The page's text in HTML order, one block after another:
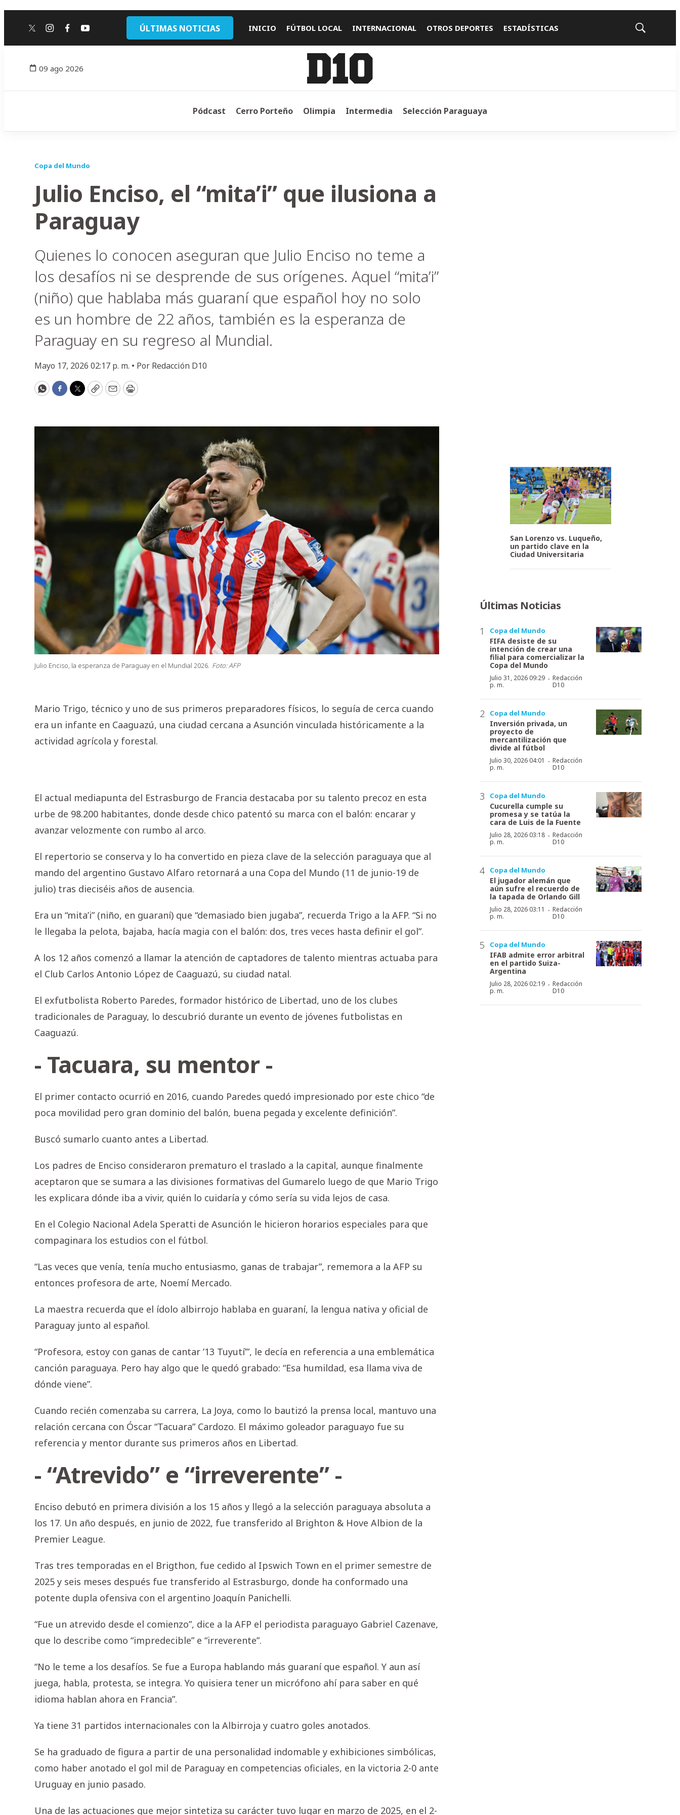
twitterinstagram
facebook
youtube ÚLTIMAS NOTICIAS INICIO FÚTBOL LOCAL INTERNACIONAL OTROS DEPORTES ESTADÍSTICAS
Mostrar
09 ago 2026
Pódcast Cerro Porteño Olimpia Intermedia Selección Paraguaya
Copa del Mundo
Julio Enciso, el “mita’i” que ilusiona a
Paraguay
Quienes lo conocen aseguran que Julio Enciso no teme a
los desafíos ni se desprende de sus orígenes. Aquel “mita’i”
(niño) que hablaba más guaraní que español hoy no solo
es un hombre de 22 años, también es la esperanza de
Paraguay en su regreso al Mundial.
Mayo 17, 2026 02:17 p. m. • Por Redacción D10
WhatsApp
Facebook
Twitter
CopyEmailPrint
Julio Enciso, la esperanza de Paraguay en el Mundial 2026. Foto: AFP
Mario Trigo, técnico y uno de sus primeros preparadores físicos, lo seguía de cerca cuando
era un infante en Caaguazú, una ciudad cercana a Asunción vinculada históricamente a la
actividad agrícola y forestal.
El actual mediapunta del Estrasburgo de Francia destacaba por su talento precoz en esta
urbe de 98.200 habitantes, donde desde chico patentó su marca con el balón: encarar y
avanzar velozmente con rumbo al arco.
El repertorio se conserva y lo ha convertido en pieza clave de la selección paraguaya que al
mando del argentino Gustavo Alfaro retornará a una Copa del Mundo (11 de junio-19 de
julio) tras dieciséis años de ausencia.
Era un “mita’i” (niño, en guaraní) que “demasiado bien jugaba”, recuerda Trigo a la AFP. “Si no
le llegaba la pelota, bajaba, hacía magia con el balón: dos, tres veces hasta definir el gol”.
A los 12 años comenzó a llamar la atención de captadores de talento mientras actuaba para
el Club Carlos Antonio López de Caaguazú, su ciudad natal.
El exfutbolista Roberto Paredes, formador histórico de Libertad, uno de los clubes
tradicionales de Paraguay, lo descubrió durante un evento de jóvenes futbolistas en
Caaguazú.
- Tacuara, su mentor -
El primer contacto ocurrió en 2016, cuando Paredes quedó impresionado por este chico “de
poca movilidad pero gran dominio del balón, buena pegada y excelente definición”.
Buscó sumarlo cuanto antes a Libertad.
Los padres de Enciso consideraron prematuro el traslado a la capital, aunque finalmente
aceptaron que se sumara a las divisiones formativas del Gumarelo luego de que Mario Trigo
les explicara dónde iba a vivir, quién lo cuidaría y cómo sería su vida lejos de casa.
En el Colegio Nacional Adela Speratti de Asunción le hicieron horarios especiales para que
compaginara los estudios con el fútbol.
“Las veces que venía, tenía mucho entusiasmo, ganas de trabajar”, rememora a la AFP su
entonces profesora de arte, Noemí Mercado.
La maestra recuerda que el ídolo albirrojo hablaba en guaraní, la lengua nativa y oficial de
Paraguay junto al español.
“Profesora, estoy con ganas de cantar ’13 Tuyutí’”, le decía en referencia a una emblemática
canción paraguaya. Pero hay algo que le quedó grabado: “Esa humildad, esa llama viva de
dónde viene”.
Cuando recién comenzaba su carrera, La Joya, como lo bautizó la prensa local, mantuvo una
relación cercana con Óscar “Tacuara” Cardozo. El máximo goleador paraguayo fue su
referencia y mentor durante sus primeros años en Libertad.
- “Atrevido” e “irreverente” -
Enciso debutó en primera división a los 15 años y llegó a la selección paraguaya absoluta a
los 17. Un año después, en junio de 2022, fue transferido al Brighton & Hove Albion de la
Premier League.
Tras tres temporadas en el Brigthon, fue cedido al Ipswich Town en el primer semestre de
2025 y seis meses después fue transferido al Estrasburgo, donde ha conformado una
potente dupla ofensiva con el argentino Joaquín Panichelli.
“Fue un atrevido desde el comienzo”, dice a la AFP el periodista paraguayo Gabriel Cazenave,
que lo describe como “impredecible” e “irreverente”.
“No le teme a los desafíos. Se fue a Europa hablando más guaraní que español. Y aun así
juega, habla, protesta, se integra. Yo quisiera tener un micrófono ahí para saber en qué
idioma hablan ahora en Francia”.
Ya tiene 31 partidos internacionales con la Albirroja y cuatro goles anotados.
Se ha graduado de figura a partir de una personalidad indomable y exhibiciones simbólicas,
como haber anotado el gol mil de Paraguay en competencias oficiales, en la victoria 2-0 ante
Uruguay en junio pasado.
Una de las actuaciones que mejor sintetiza su carácter tuvo lugar en marzo de 2025, en el 2-
San Lorenzo vs. Luqueño,
un partido clave en la
Ciudad Universitaria
Últimas Noticias
Copa del Mundo
FIFA desiste de su
intención de crear una
filial para comercializar la
Copa del Mundo
Julio 31, 2026 09:29
p. m.
· Redacción
D10
Copa del Mundo
Inversión privada, un
proyecto de
mercantilización que
divide al fútbol
Julio 30, 2026 04:01
p. m.
· Redacción
D10
Copa del Mundo
Cucurella cumple su
promesa y se tatúa la
cara de Luis de la Fuente
Julio 28, 2026 03:18
p. m.
· Redacción
D10
Copa del Mundo
El jugador alemán que
aún sufre el recuerdo de
la tapada de Orlando Gill
Julio 28, 2026 03:11
p. m.
· Redacción
D10
Copa del Mundo
IFAB admite error arbitral
en el partido Suiza-
Argentina
Julio 28, 2026 02:19
p. m.
· Redacción
D10